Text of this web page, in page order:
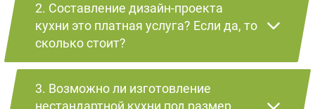
2. Составление дизайн-проекта
кухни это платная услуга? Если да, то
сколько стоит?
3. Возможно ли изготовление